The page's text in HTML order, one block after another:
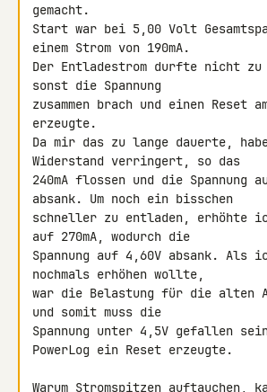
gemacht.
Start war bei 5,00 Volt
einem Strom von 190mA.
Der Entladestrom durfte nicht
sonst die Spannung
zusammen brach und einen Reset
erzeugte.
Da mir das zu lange dauerte,
Widerstand verringert, so das
240mA flossen und die Spannung
absank. Um noch ein bisschen
schneller zu entladen, erhöhte
auf 270mA, wodurch die
Spannung auf 4,60V absank. Als
nochmals erhöhen wollte,
war die Belastung für die alten
und somit muss die
Spannung unter 4,5V gefallen
PowerLog ein Reset erzeugte.
Warum Stromspitzen auftauchen,